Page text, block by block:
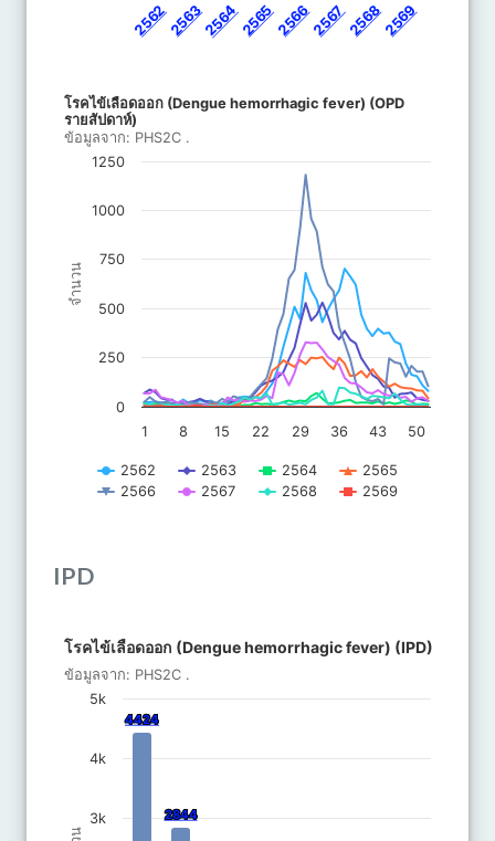
25622563256425652566256725682569
Line chart with 8 lines.
ข้อมูลจาก: PHS2C .
The chart has 1 X axis displaying categories.
The chart has 1 Y axis displaying จำนวน. Data ranges from 0 to
จำนวน
โรคไข้เลือดออก (Dengue hemorrhagic fever) (OPD
รายสัปดาห์)
ข้อมูลจาก: PHS2C .
1 43
8 15 22 29 36 50
0
250
500
750
1000
1250
2562 2563 2564
2565
2566
2567 2568 2569
IPD
Bar chart with 8 bars.
ข้อมูลจาก: PHS2C .
The chart has 1 X axis displaying categories.
The chart has 1 Y axis displaying จำนวน. Data ranges from 4 to
โรคไข้เลือดออก (Dengue hemorrhagic fever) (IPD)
ข้อมูลจาก: PHS2C .
4424
4424
2844
2844
3k
4k
5k